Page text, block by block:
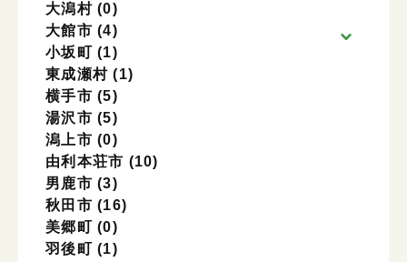
大潟村 (0)
大館市 (4)
小坂町 (1)
東成瀬村 (1)
横手市 (5)
湯沢市 (5)
潟上市 (0)
由利本荘市 (10)
男鹿市 (3)
秋田市 (16)
美郷町 (0)
羽後町 (1)